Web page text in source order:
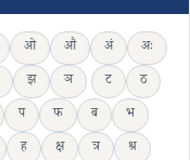
ओ औ अं
अः
झ ञ ट
ठ
प फ ब
भ
ह क्ष त्र
श्र